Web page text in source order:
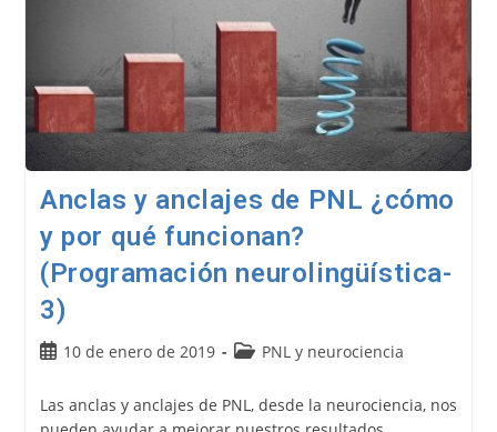
Anclas y anclajes de PNL ¿cómo
y por qué funcionan?
(Programación neurolingüística-
3)
Publicación
la
entrada:
10 de enero de 2019
Categoría
la
entrada:
PNL y neurociencia
Las anclas y anclajes de PNL, desde la neurociencia, nos